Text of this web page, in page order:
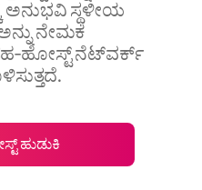
ಅನುಭವಿ ಸ್ಥಳೀಯ
ನೇಮಕ
ಸಹ‑ಹೋಸ್ಟ್‌ ನೆಟ್‌ವರ್ಕ್‌
ಹುಡುಕಿ